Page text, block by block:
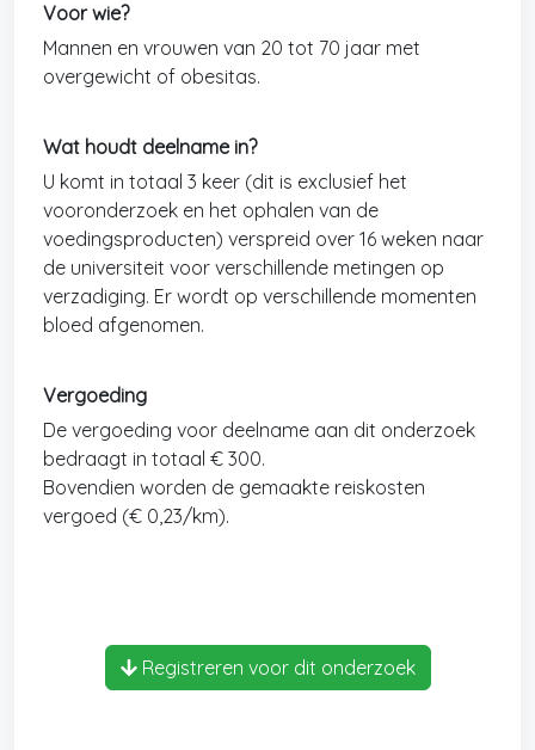
Voor wie?
Mannen en vrouwen van 20 tot 70 jaar met
overgewicht of obesitas.
Wat houdt deelname in?
U komt in totaal 3 keer (dit is exclusief het
vooronderzoek en het ophalen van de
voedingsproducten) verspreid over 16 weken naar
de universiteit voor verschillende metingen op
verzadiging. Er wordt op verschillende momenten
bloed afgenomen.
Vergoeding
De vergoeding voor deelname aan dit onderzoek
bedraagt in totaal € 300.
Bovendien worden de gemaakte reiskosten
vergoed (€ 0,23/km).
Registreren voor dit onderzoek